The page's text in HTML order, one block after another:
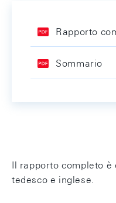
Rapporto
Sommario
Il rapporto completo
tedesco e inglese.